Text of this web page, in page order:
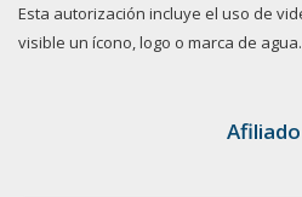
Esta autorización incluye el uso de
visible un ícono, logo o marca de agua.